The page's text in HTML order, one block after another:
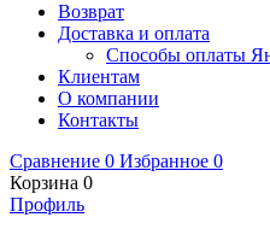
Возврат
Доставка и оплата
Способы оплаты
Клиентам
О компании
Контакты
Сравнение 0 Избранное 0
Корзина 0
Профиль